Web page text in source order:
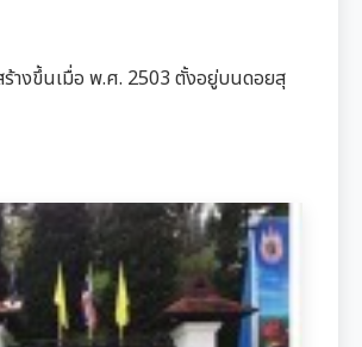
ร้างขึ้นเมื่อ พ.ศ. 2503 ตั้งอยู่บนดอยสุ